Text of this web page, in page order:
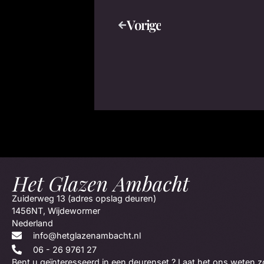
Vorige
Zuiderweg 13 (adres opslag deuren)
1456NT, Wijdewormer
Nederland
info@hetglazenambacht.nl
06 - 26 9761 27
Bent u geïnteresseerd in een deurenset ? Laat het ons weten